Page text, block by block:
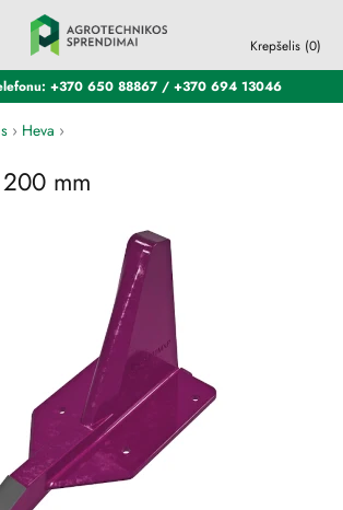
Krepšelis (0)
+370 650 88867 / +370 694 13046
› Heva ›
mm